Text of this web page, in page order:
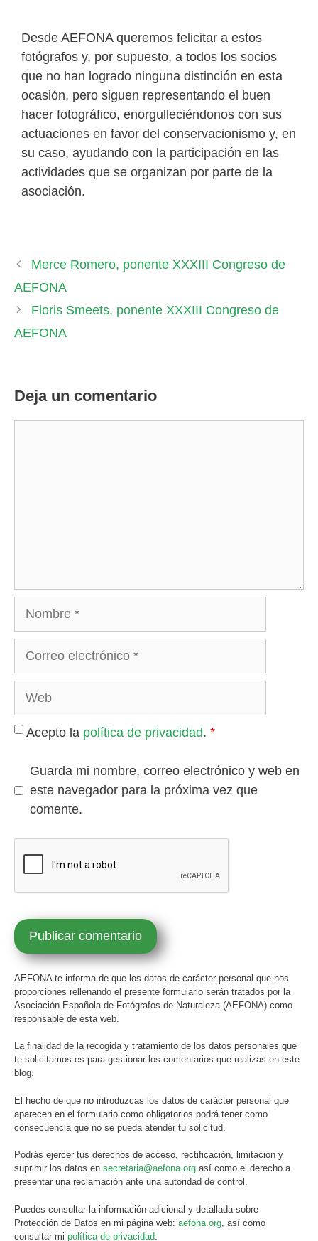
Desde AEFONA queremos felicitar a estos
fotógrafos y, por supuesto, a todos los socios
que no han logrado ninguna distinción en esta
ocasión, pero siguen representando el buen
hacer fotográfico, enorgulleciéndonos con sus
actuaciones en favor del conservacionismo y, en
su caso, ayudando con la participación en las
actividades que se organizan por parte de la
asociación.
Merce Romero, ponente XXXIII Congreso de
AEFONA
Floris Smeets, ponente XXXIII Congreso de
AEFONA
Deja un comentario
Acepto la política de privacidad. *
Guarda mi nombre, correo electrónico y web en
este navegador para la próxima vez que
comente.
AEFONA te informa de que los datos de carácter personal que nos
proporciones rellenando el presente formulario serán tratados por la
Asociación Española de Fotógrafos de Naturaleza (AEFONA) como
responsable de esta web.
La finalidad de la recogida y tratamiento de los datos personales que
te solicitamos es para gestionar los comentarios que realizas en este
blog.
El hecho de que no introduzcas los datos de carácter personal que
aparecen en el formulario como obligatorios podrá tener como
consecuencia que no se pueda atender tu solicitud.
Podrás ejercer tus derechos de acceso, rectificación, limitación y
suprimir los datos en secretaria@aefona.org así como el derecho a
presentar una reclamación ante una autoridad de control.
Puedes consultar la información adicional y detallada sobre
Protección de Datos en mi página web: aefona.org , así como
consultar mi política de privacidad